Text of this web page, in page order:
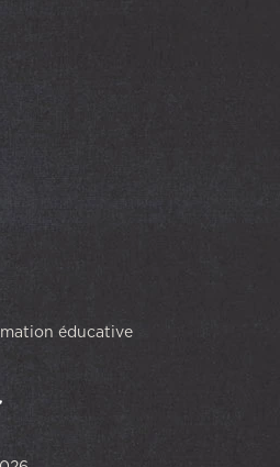
éducative